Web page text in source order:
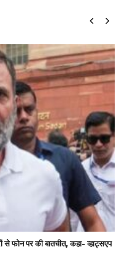
से फोन पर की बातचीत, कहा- व्हाट्सएप